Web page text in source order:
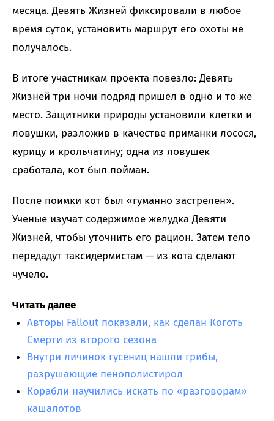
месяца. Девять Жизней фиксировали в любое
время суток, установить маршрут его охоты не
получалось.
В итоге участникам проекта повезло: Девять
Жизней три ночи подряд пришел в одно и то же
место. Защитники природы установили клетки и
ловушки, разложив в качестве приманки лосося,
курицу и крольчатину; одна из ловушек
сработала, кот был пойман.
После поимки кот был «гуманно застрелен».
Ученые изучат содержимое желудка Девяти
Жизней, чтобы уточнить его рацион. Затем тело
передадут таксидермистам — из кота сделают
чучело.
Читать далее
Авторы Fallout показали, как сделан Коготь
Смерти из второго сезона
Внутри личинок гусениц нашли грибы,
разрушающие пенополистирол
Корабли научились искать по «разговорам»
кашалотов